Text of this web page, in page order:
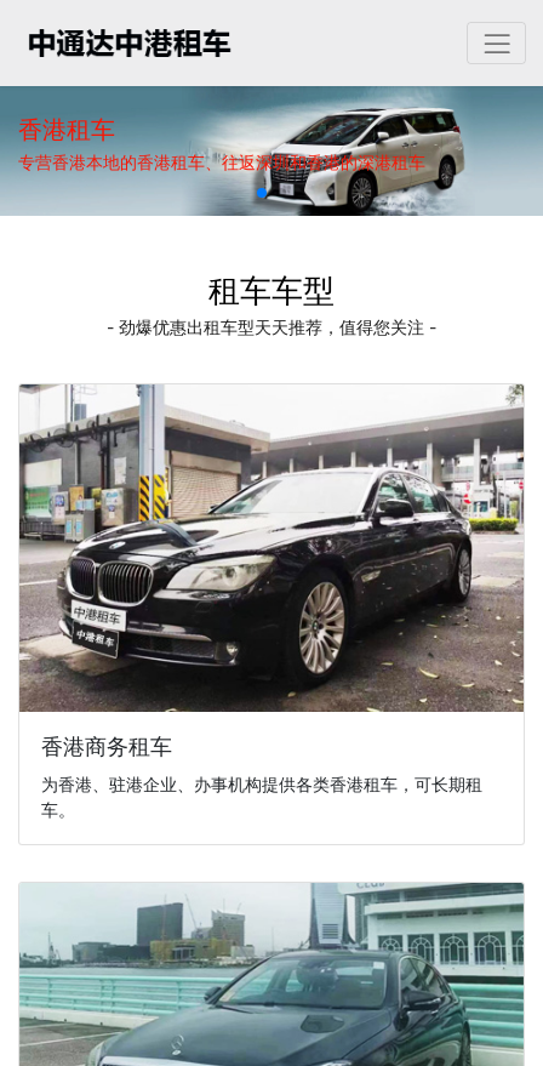
香港租车
专营香港本地的香港租车、往返深圳和香港的深港租车
租车车型
- 劲爆优惠出租车型天天推荐，值得您关注 -
香港商务租车
为香港、驻港企业、办事机构提供各类香港租车，可长期租
车。